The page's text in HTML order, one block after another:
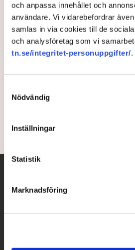
och anpassa innehållet och
användare. Vi vidarebefordrar
samlas in via cookies till de
och analysföretag som vi
tn.se/integritet-personuppgifter/.
Nödvändig
Inställningar
Statistik
Marknadsföring
Ryska
Zelenskyjavenyn,
gata.
4 years ago |